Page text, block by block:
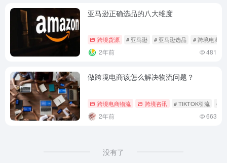
亚马逊正确选品的八大维度
跨境货源 # 亚马逊 # 亚马逊选品 # 跨境电商
2年前 481
做跨境电商该怎么解决物流问题？
跨境电商物流 跨境咨讯 # TIKTOK引流 #
2年前 663
没有了